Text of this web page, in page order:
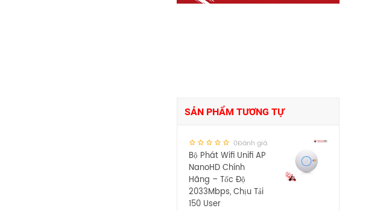
SẢN PHẨM TƯƠNG TỰ
0Đánh giá
Bộ Phát Wifi Unifi AP
NanoHD Chính
Hãng – Tốc Độ
2033Mbps, Chịu Tải
150 User